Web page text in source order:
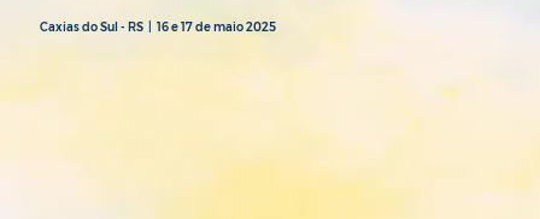
Caxias do Sul - RS | 16 e 17 de maio 2025